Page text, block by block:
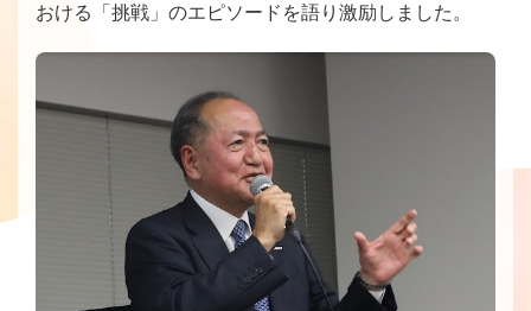
おける「挑戦」のエピソードを語り激励しました。